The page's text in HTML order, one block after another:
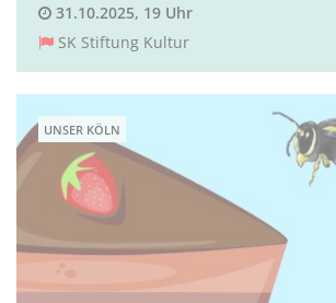
31.10.2025, 19 Uhr
SK Stiftung Kultur
UNSER KÖLN